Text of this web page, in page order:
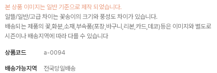
본 상품 이미지는 일반 기준으로 제작 되었습니다.
알뜰/일반/고급 차이는 꽃송이의 크기와 풍성도 차이가 있습니다.
배송되는 제품의 꽃,화분,소재,부속품(포장,바구니,리본,카드,데코)등은 이미지와 별도로
시즌이나 배송지역에 따라 다를 수 있습니다
상품코드 a-0094
배송가능지역 전국당일배송